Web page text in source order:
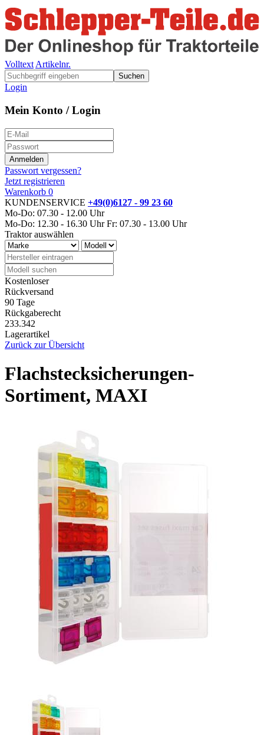
Volltext Artikelnr.
Suchen
Login
Mein Konto / Login
Passwort vergessen?
Jetzt registrieren
Warenkorb 0
KUNDENSERVICE +49(0)6127 - 99 23 60
Mo-Do: 07.30 - 12.00 Uhr
Mo-Do: 12.30 - 16.30 Uhr Fr: 07.30 - 13.00 Uhr
Traktor auswählen
Kostenloser
Rückversand
90 Tage
Rückgaberecht
233.342
Lagerartikel
Zurück zur Übersicht
Flachstecksicherungen-
Sortiment, MAXI